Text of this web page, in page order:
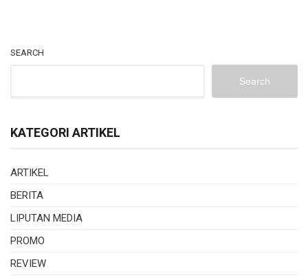
SEARCH
Search
KATEGORI ARTIKEL
ARTIKEL
BERITA
LIPUTAN MEDIA
PROMO
REVIEW